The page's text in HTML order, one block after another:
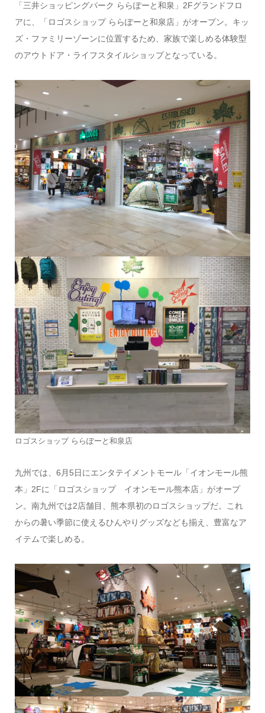
「三井ショッピングパーク ららぽーと和泉」2Fグランドフロ
アに、「ロゴスショップ ららぽーと和泉店」がオープン。キッ
ズ・ファミリーゾーンに位置するため、家族で楽しめる体験型
のアウトドア・ライフスタイルショップとなっている。
ロゴスショップ ららぽーと和泉店
九州では、6月5日にエンタテイメントモール「イオンモール熊
本」2Fに「ロゴスショップ イオンモール熊本店」がオープ
ン。南九州では2店舗目、熊本県初のロゴスショップだ。これ
からの暑い季節に使えるひんやりグッズなども揃え、豊富なア
イテムで楽しめる。